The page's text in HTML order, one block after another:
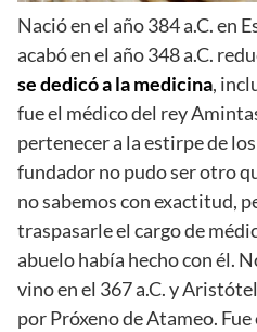
Nació en el año 384 a.C. en
acabó en el año 348 a.C.
se dedicó a la medicina,
fue el médico del rey
pertenecer a la estirpe de
fundador no pudo ser otro
no sabemos con exactitud,
traspasarle el cargo de
abuelo había hecho con él.
vino en el 367 a.C. y
por Próxeno de Atameo.